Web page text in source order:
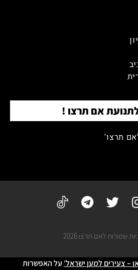
אם תרצו !
תרצו'
שמורות לאם תרצו 2026
– צעירים למען ישראל’ על האפשרות